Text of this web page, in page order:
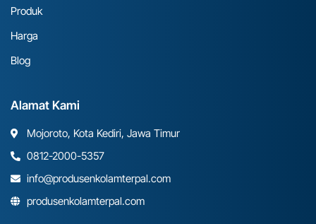
Produk
Harga
Blog
Alamat Kami
Mojoroto, Kota Kediri, Jawa Timur
0812-2000-5357
info@produsenkolamterpal.com
produsenkolamterpal.com